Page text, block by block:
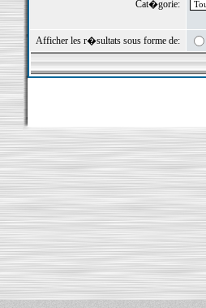
Cat�gorie:
Afficher les r�sultats sous forme de: